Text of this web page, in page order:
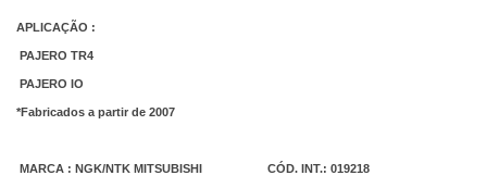
APLICAÇÃO :
PAJERO TR4
PAJERO IO
*Fabricados a partir de 2007
MARCA : NGK/NTK MITSUBISHI CÓD. INT.: 019218